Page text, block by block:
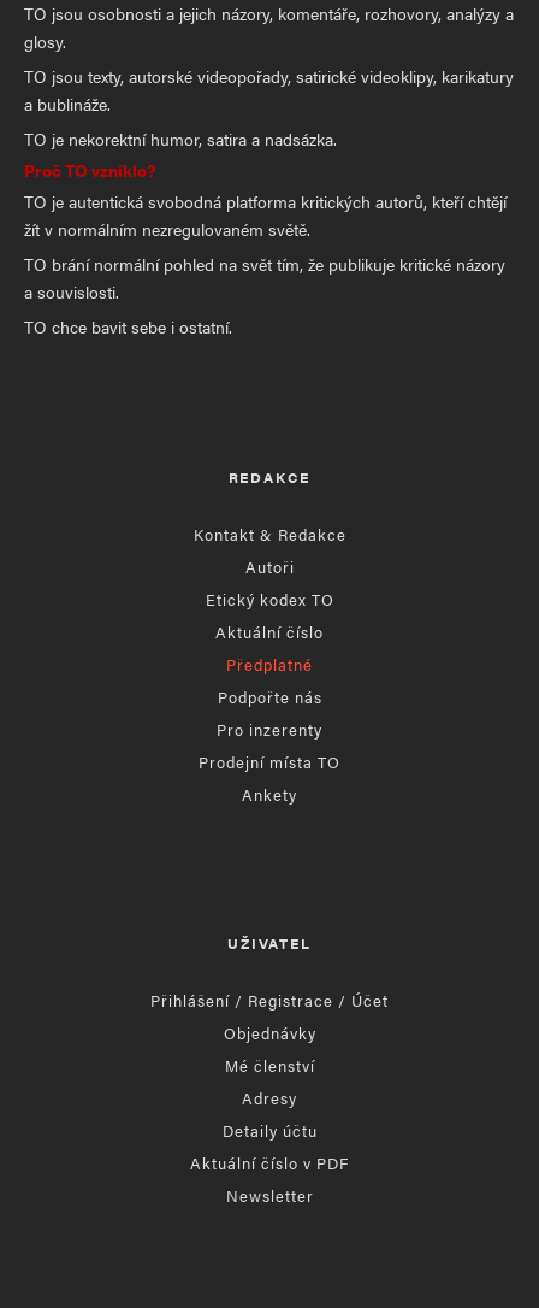
TO jsou osobnosti a jejich názory, komentáře, rozhovory, analýzy a
glosy.
TO jsou texty, autorské videopořady, satirické videoklipy, karikatury
a bublináže.
TO je nekorektní humor, satira a nadsázka.
Proč TO vzniklo?
TO je autentická svobodná platforma kritických autorů, kteří chtějí
žít v normálním nezregulovaném světě.
TO brání normální pohled na svět tím, že publikuje kritické názory
a souvislosti.
TO chce bavit sebe i ostatní.
REDAKCE
Kontakt & Redakce
Autoři
Etický kodex TO
Aktuální číslo
Předplatné
Podpořte nás
Pro inzerenty
Prodejní místa TO
Ankety
UŽIVATEL
Přihlášení / Registrace / Účet
Objednávky
Mé členství
Adresy
Detaily účtu
Aktuální číslo v PDF
Newsletter